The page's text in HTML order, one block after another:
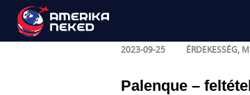
ÉRDEKESSÉG,
2023-09-25
Palenque –